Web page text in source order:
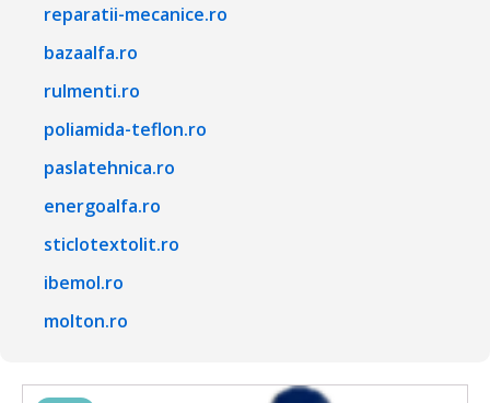
reparatii-mecanice.ro
bazaalfa.ro
rulmenti.ro
poliamida-teflon.ro
paslatehnica.ro
energoalfa.ro
sticlotextolit.ro
ibemol.ro
molton.ro